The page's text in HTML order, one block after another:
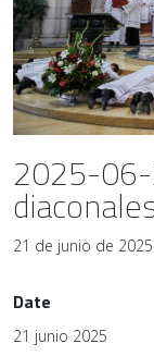
2025-06-
21 de junio de 2025
Date
21 junio 2025